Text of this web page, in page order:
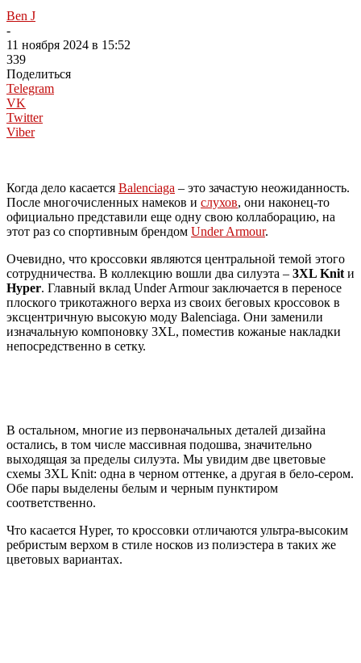
Ben J
-
11 ноября 2024 в 15:52
339
Поделиться
Telegram
VK
Twitter
Viber
Когда дело касается Balenciaga – это зачастую неожиданность.
После многочисленных намеков и слухов, они наконец-то
официально представили еще одну свою коллаборацию, на
этот раз со спортивным брендом Under Armour.
Очевидно, что кроссовки являются центральной темой этого
сотрудничества. В коллекцию вошли два силуэта – 3XL Knit и
Hyper. Главный вклад Under Armour заключается в переносе
плоского трикотажного верха из своих беговых кроссовок в
эксцентричную высокую моду Balenciaga. Они заменили
изначальную компоновку 3XL, поместив кожаные накладки
непосредственно в сетку.
В остальном, многие из первоначальных деталей дизайна
остались, в том числе маcсивная подошва, значительно
выходящая за пределы силуэта. Мы увидим две цветовые
схемы 3XL Knit: одна в черном оттенке, а другая в бело-сером.
Обе пары выделены белым и черным пунктиром
соответственно.
Что касается Hyper, то кроссовки отличаются ультра-высоким
ребристым верхом в стиле носков из полиэстера в таких же
цветовых вариантах.